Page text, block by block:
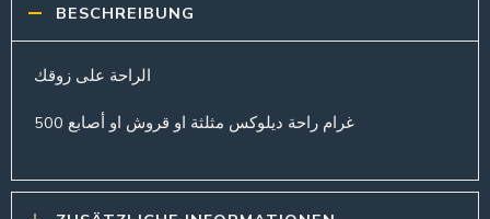
BESCHREIBUNG
الراحة على زوقك
500 غرام راحة ديلوكس مثلثة او قروش او أصابع